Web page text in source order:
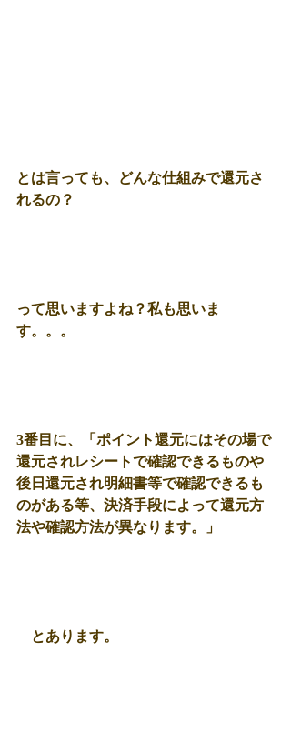
とは言っても、どんな仕組みで還元さ
れるの？
って思いますよね？私も思いま
す。。。
3番目に、「ポイント還元にはその場で
還元されレシートで確認できるものや
後日還元され明細書等で確認できるも
のがある等、決済手段によって還元方
法や確認方法が異なります。」
とあります。